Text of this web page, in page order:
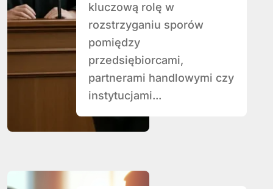
kluczową rolę w
rozstrzyganiu sporów
pomiędzy
przedsiębiorcami,
partnerami handlowymi czy
instytucjami...